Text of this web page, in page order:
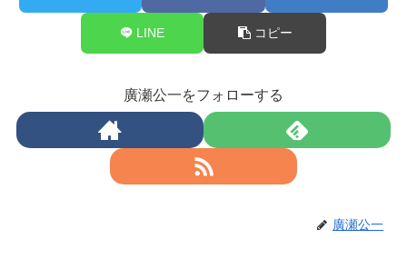
LINE コピー
廣瀬公一をフォローする
廣瀬公一